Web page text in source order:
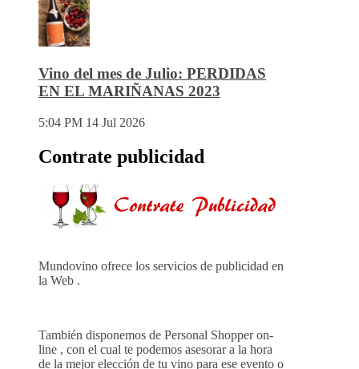
Vino del mes de Julio: PERDIDAS
EN EL MARIÑANAS 2023
5:04 PM 14 Jul 2026
Contrate publicidad
Mundovino ofrece los servicios de publicidad en
la Web .
También disponemos de Personal Shopper on-
line , con el cual te podemos asesorar a la hora
de la mejor elección de tu vino para ese evento o